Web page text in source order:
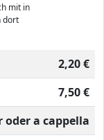
mit in
dort
2,20 €
7,50 €
oder a cappella